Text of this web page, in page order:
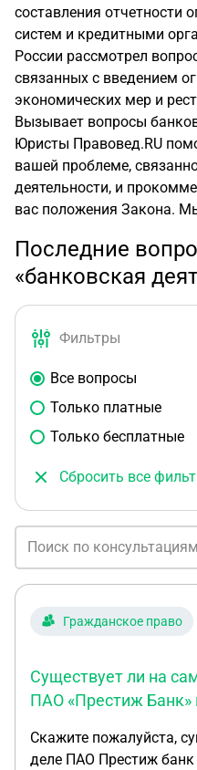
составления отчетности
систем и кредитными
России рассмотрел
связанных с введением
экономических мер и
Вызывает вопросы
Юристы Правовед.RU
вашей проблеме,
деятельности, и
вас положения Закона.
Последние
«банковская
Фильтры
Все вопросы
Только платные
Только бесплатные
Сбросить все
Гражданское право
Существует ли на
ПАО «Престиж Банк»
Скажите пожалуйста,
деле ПАО Престиж банк